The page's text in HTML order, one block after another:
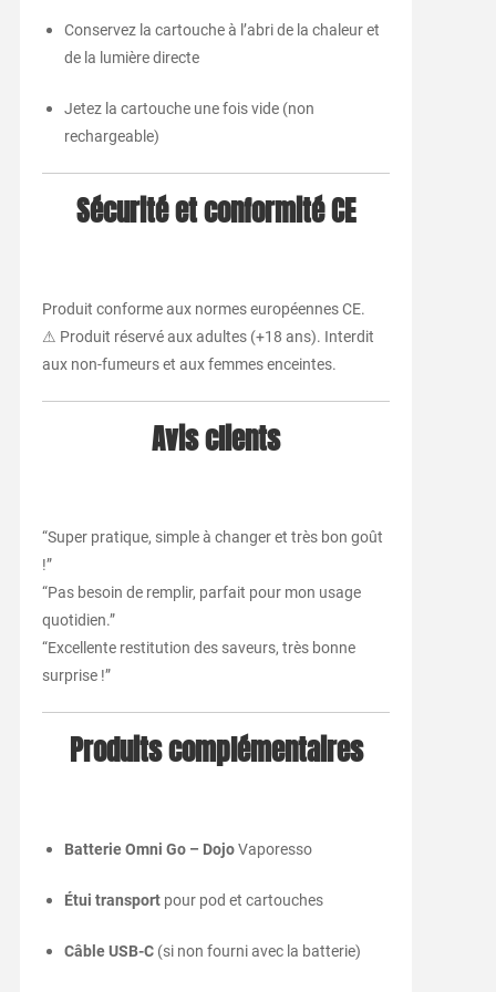
Conservez la cartouche à l’abri de la chaleur et
de la lumière directe
Jetez la cartouche une fois vide (non
rechargeable)
Sécurité et conformité CE
Produit conforme aux normes européennes CE.
⚠ Produit réservé aux adultes (+18 ans). Interdit
aux non-fumeurs et aux femmes enceintes.
Avis clients
“Super pratique, simple à changer et très bon goût
!”
“Pas besoin de remplir, parfait pour mon usage
quotidien.”
“Excellente restitution des saveurs, très bonne
surprise !”
Produits complémentaires
Batterie Omni Go – DojoVaporesso
Étui transportpour pod et cartouches
Câble USB-C(si non fourni avec la batterie)